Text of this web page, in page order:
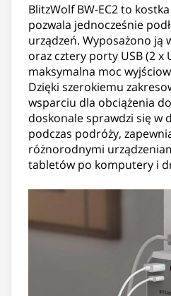
BlitzWolf BW-EC2 to
pozwala jednocześnie
urządzeń. Wyposażono ją
oraz cztery porty USB (2 x
maksymalna moc
Dzięki szerokiemu
wsparciu dla obciążenia
doskonale sprawdzi się w
podczas podróży,
różnorodnymi
tabletów po komputery i